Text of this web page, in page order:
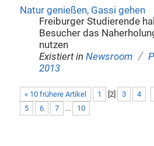
Natur genießen, Gassi gehen
Freiburger Studierende
Besucher das
nutzen
Existiert in Newsroom /
2013
« 10 frühere Artikel 1 2] 3
4
5
6 7 ... 10